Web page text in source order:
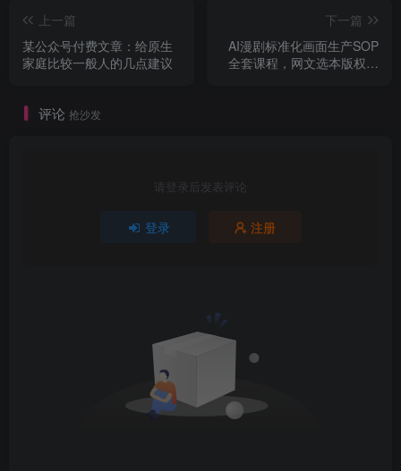
上一篇
某公众号付费文章：给原生
家庭比较一般人的几点建议
下一篇
AI漫剧标准化画面生产SOP
全套课程，网文选本版权剧
评论 抢沙发
请登录后发表评论
登录 注册